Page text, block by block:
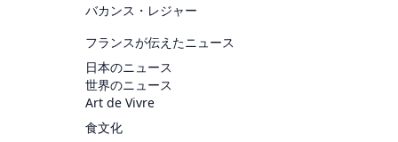
バカンス・レジャー
フランスが伝えたニュース
日本のニュース
世界のニュース
Art de Vivre
食文化